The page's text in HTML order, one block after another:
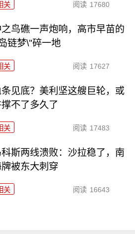
关 阅读 17680
之鸟礁一声炮响，高市早苗的
链梦\"碎一地
关 阅读 17627
条见底？美利坚这艘巨轮，或
不了多久了
关 阅读 17483
科斯两线溃败：沙拉稳了，南
牌被东大刺穿
关 阅读 16643